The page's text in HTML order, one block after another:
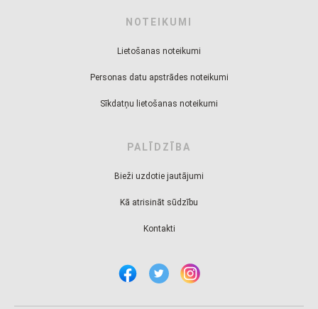
NOTEIKUMI
Lietošanas noteikumi
Personas datu apstrādes noteikumi
Sīkdatņu lietošanas noteikumi
PALĪDZĪBA
Bieži uzdotie jautājumi
Kā atrisināt sūdzību
Kontakti